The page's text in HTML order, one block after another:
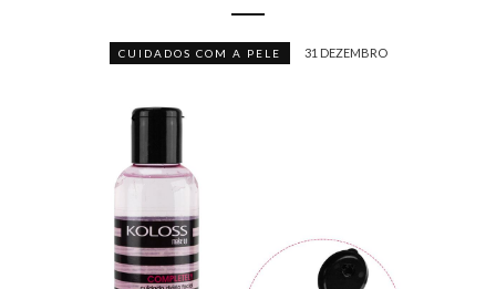
CUIDADOS COM A PELE 31 DEZEMBRO